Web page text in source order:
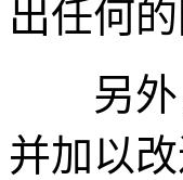
出任何的
另外，
并加以